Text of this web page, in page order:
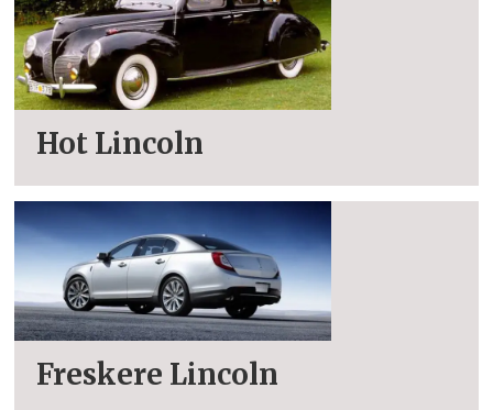
Hot Lincoln
Freskere Lincoln